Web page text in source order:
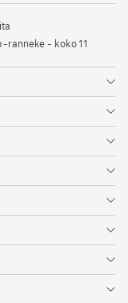
- koko 11